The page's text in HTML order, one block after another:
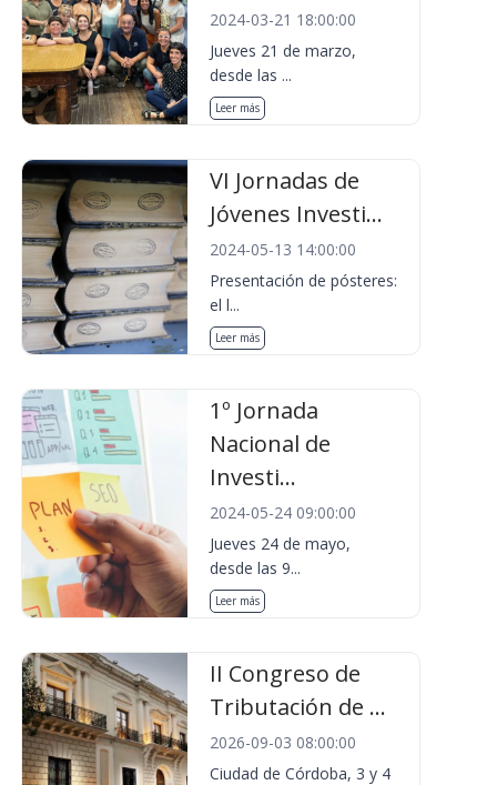
2024-03-21 18:00:00
Jueves 21 de marzo,
desde las ...
Leer más
VI Jornadas de
Jóvenes Investi...
2024-05-13 14:00:00
Presentación de pósteres:
el l...
Leer más
1º Jornada
Nacional de
Investi...
2024-05-24 09:00:00
Jueves 24 de mayo,
desde las 9...
Leer más
II Congreso de
Tributación de ...
2026-09-03 08:00:00
Ciudad de Córdoba, 3 y 4